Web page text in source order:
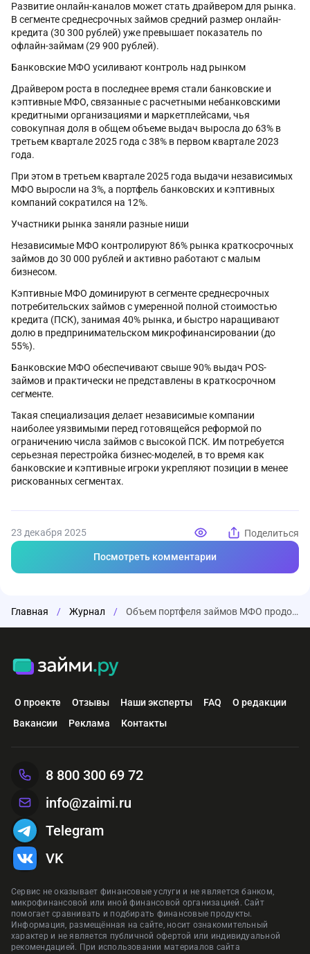
Развитие онлайн-каналов может стать драйвером для рынка.
В сегменте среднесрочных займов средний размер онлайн-
кредита (30 300 рублей) уже превышает показатель по
офлайн-займам (29 900 рублей).
Банковские МФО усиливают контроль над рынком
Драйвером роста в последнее время стали банковские и
кэптивные МФО, связанные с расчетными небанковскими
кредитными организациями и маркетплейсами, чья
совокупная доля в общем объеме выдач выросла до 63% в
третьем квартале 2025 года с 38% в первом квартале 2023
года.
При этом в третьем квартале 2025 года выдачи независимых
МФО выросли на 3%, а портфель банковских и кэптивных
компаний сократился на 12%.
Участники рынка заняли разные ниши
Независимые МФО контролируют 86% рынка краткосрочных
займов до 30 000 рублей и активно работают с малым
бизнесом.
Кэптивные МФО доминируют в сегменте среднесрочных
потребительских займов с умеренной полной стоимостью
кредита (ПСК), занимая 40% рынка, и быстро наращивают
долю в предпринимательском микрофинансировании (до
55%).
Банковские МФО обеспечивают свыше 90% выдач POS-
займов и практически не представлены в краткосрочном
сегменте.
Такая специализация делает независимые компании
наиболее уязвимыми перед готовящейся реформой по
ограничению числа займов с высокой ПСК. Им потребуется
серьезная перестройка бизнес-моделей, в то время как
банковские и кэптивные игроки укрепляют позиции в менее
рискованных сегментах.
23 декабря 2025 Поделиться
Посмотреть комментарии
Главная / Журнал / Объем портфеля займов МФО продолжает расти, но сдержанно
О проекте Отзывы Наши эксперты FAQ
О редакции
Вакансии
Реклама Контакты
Сервис не оказывает финансовые услуги и не является банком,
микрофинансовой или иной финансовой организацией. Сайт
помогает сравнивать и подбирать финансовые продукты.
Информация, размещённая на сайте, носит ознакомительный
характер и не является публичной офертой или индивидуальной
рекомендацией. При использовании материалов сайта
8 800 300 69 72
info@zaimi.ru
Telegram
VK